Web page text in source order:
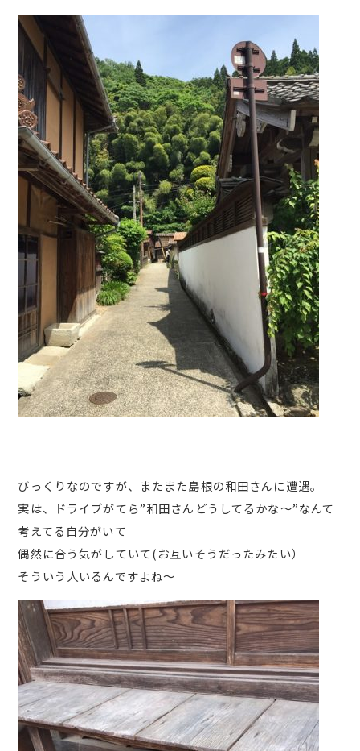
びっくりなのですが、またまた島根の和田さんに遭遇。
実は、ドライブがてら”和田さんどうしてるかな～”なんて
考えてる自分がいて
偶然に合う気がしていて(お互いそうだったみたい）
そういう人いるんですよね～